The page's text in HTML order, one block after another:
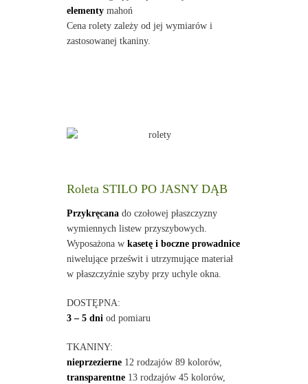
elementymahoń
Cena rolety zależy od jej wymiarów i
zastosowanej tkaniny.
Roleta STILO PO JASNY DĄB
Przykręcanado czołowej płaszczyzny
wymiennych listew przyszybowych.
Wyposażona w kasetę i boczne prowadnice
niwelujące prześwit i utrzymujące materiał
w płaszczyźnie szyby przy uchyle okna.
DOSTĘPNA:
3 – 5 dni od pomiaru
TKANINY:
nieprzezierne12 rodzajów 89 kolorów,
transparentne13 rodzajów 45 kolorów,